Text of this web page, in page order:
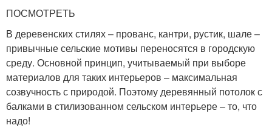
ПОСМОТРЕТЬ
В деревенских стилях – прованс, кантри, рустик, шале –
привычные сельские мотивы переносятся в городскую
среду. Основной принцип, учитываемый при выборе
материалов для таких интерьеров – максимальная
созвучность с природой. Поэтому деревянный потолок с
балками в стилизованном сельском интерьере – то, что
надо!